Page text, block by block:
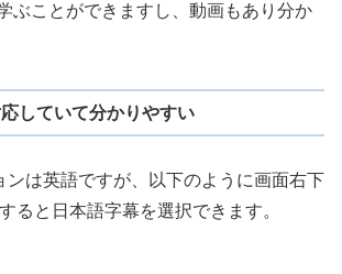
ぶことができますし、動画もあり分か
していて分かりやすい
ンは英語ですが、以下のように画面右下
ると日本語字幕を選択できます。